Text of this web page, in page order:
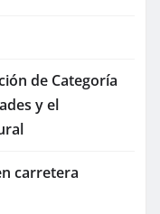
de Categoría
y el
carretera